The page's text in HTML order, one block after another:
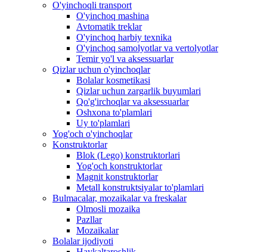
O'yinchoqli transport
O'yinchoq mashina
Avtomatik treklar
O'yinchoq harbiy texnika
O'yinchoq samolyotlar va vertolyotlar
Temir yo'l va aksessuarlar
Qizlar uchun o'yinchoqlar
Bolalar kosmetikasi
Qizlar uchun zargarlik buyumlari
Qo'g'irchoqlar va aksessuarlar
Oshxona to'plamlari
Uy to'plamlari
Yog'och o'yinchoqlar
Konstruktorlar
Blok (Lego) konstruktorlari
Yog'och konstruktorlar
Magnit konstruktorlar
Metall konstruktsiyalar to'plamlari
Bulmacalar, mozaikalar va freskalar
Olmosli mozaika
Pazllar
Mozaikalar
Bolalar ijodiyoti